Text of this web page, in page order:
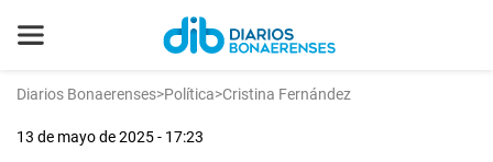
Diarios Bonaerenses>Política>Cristina Fernández
13 de mayo de 2025 - 17:23